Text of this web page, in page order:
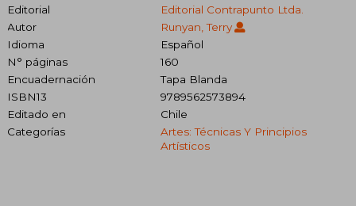
Editorial
Editorial Contrapunto Ltda.
Autor
Runyan, Terry
Idioma
Español
N° páginas
160
Encuadernación
Tapa Blanda
ISBN13
9789562573894
Editado en
Chile
Categorías
Artes: Técnicas Y Principios
Artísticos